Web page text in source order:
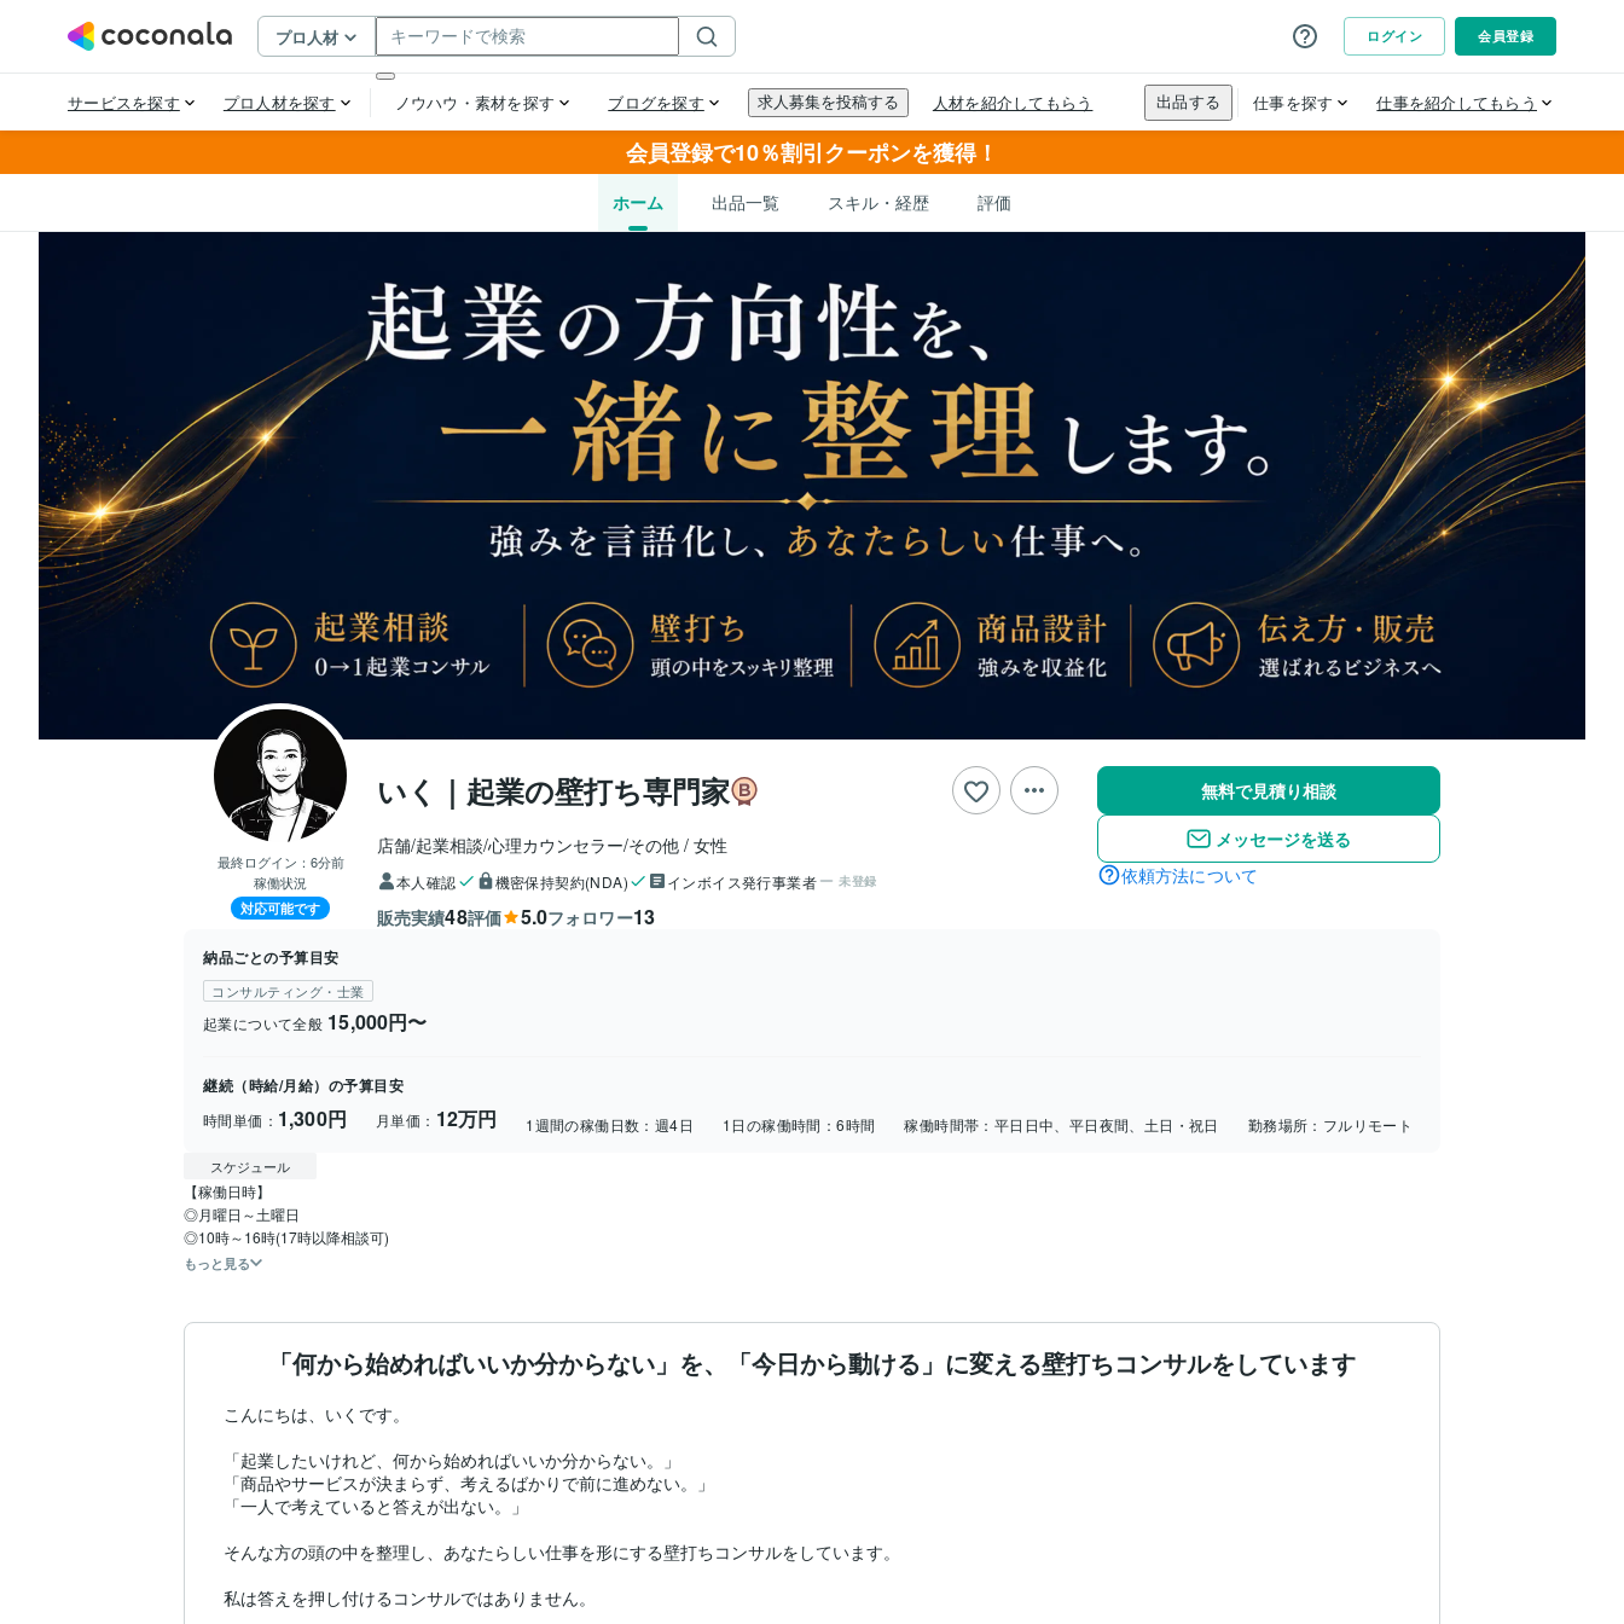
会員登録で10％割引クーポンを獲得！
ホーム 出品一覧 スキル・経歴 評価
最終ログイン： 6分前
稼働状況
対応可能です
いく｜起業の壁打ち専門家
店舗/起業相談/心理カウンセラー/その他 女性
本人確認 機密保持契約(NDA) インボイス発行事業者 未登録
販売実績48評価 5.0フォロワー13
無料で見積り相談
メッセージを送る
依頼方法について
納品ごとの予算目安
コンサルティング・士業
起業について全般 15,000円〜
継続（時給/月給）の予算目安
時間単価： 1,300円 月単価： 12万円 1週間の稼働日数： 週4日 1日の稼働時間：6時間 稼働時間帯： 平日日中、平日夜間、土日・祝日 勤務場所： フルリモート
スケジュール
【稼働日時】
◎月曜日～土曜日
◎10時～16時(17時以降相談可)
もっと見る
「何から始めればいいか分からない」を、「今日から動ける」に変える壁打ちコンサルをしています
こんにちは、いくです。
「起業したいけれど、何から始めればいいか分からない。」
「商品やサービスが決まらず、考えるばかりで前に進めない。」
「一人で考えていると答えが出ない。」
そんな方の頭の中を整理し、あなたらしい仕事を形にする壁打ちコンサルをしています。
私は答えを押し付けるコンサルではありません。